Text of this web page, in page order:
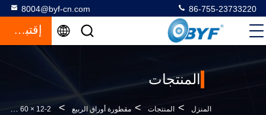
8004@byf-cn.com 86-755-23733220
إقتباس
المنتجات
المنزل > المنتجات > مقطورة أوراق الربيع > 60Si2Mn 60 × 9-1 60 × 8-3 60 × 12-2 زنبرك ورق مزدوج